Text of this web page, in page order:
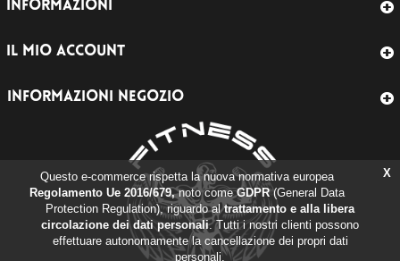
INFORMAZIONI
IL MIO ACCOUNT
INFORMAZIONI NEGOZIO
X
Questo e-commerce rispetta la nuova normativa europea
Regolamento Ue 2016/679,noto comeGDPR(General Data
Protection Regulation), riguardo altrattamento e alla libera
circolazione dei dati personali. Tutti i nostri clienti possono
effettuare autonomamente la cancellazione dei propri dati
personali.